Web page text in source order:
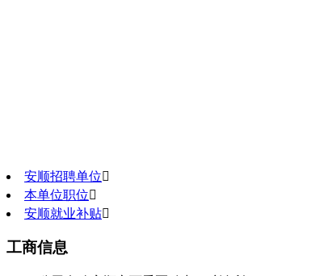
安顺招聘单位
本单位职位
安顺就业补贴
工商信息